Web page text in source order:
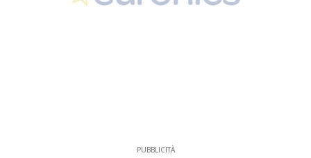
PUBBLICITÀ